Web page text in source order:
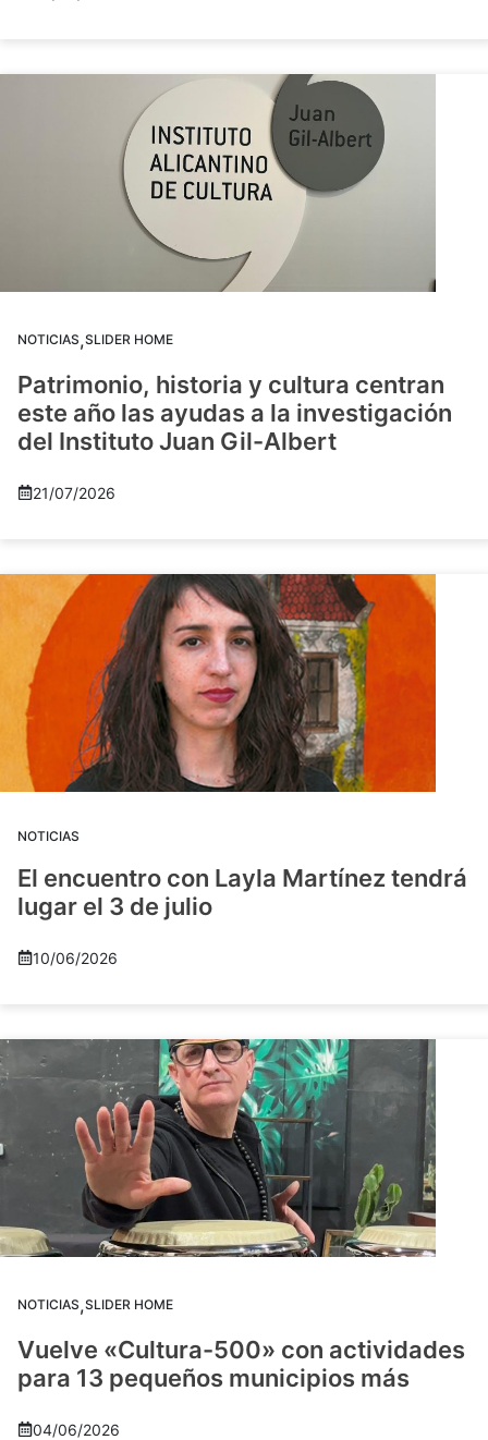
NOTICIAS,SLIDER HOME
Patrimonio, historia y cultura centran
este año las ayudas a la investigación
del Instituto Juan Gil-Albert
21/07/2026
NOTICIAS
El encuentro con Layla Martínez tendrá
lugar el 3 de julio
10/06/2026
NOTICIAS,SLIDER HOME
Vuelve «Cultura-500» con actividades
para 13 pequeños municipios más
04/06/2026